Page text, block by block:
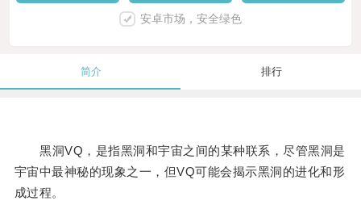
安卓市场，安全绿色
简介 排行
黑洞VQ，是指黑洞和宇宙之间的某种联系，尽管黑洞是
宇宙中最神秘的现象之一，但VQ可能会揭示黑洞的进化和形
成过程。